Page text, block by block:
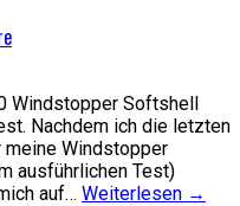
Windstopper Softshell
Nachdem ich die letzten
Windstopper
ausführlichen Test)
auf… Weiterlesen →